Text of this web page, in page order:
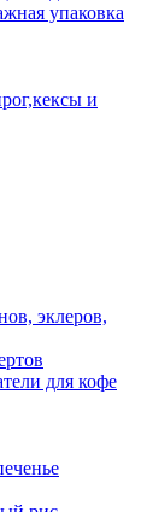
упаковка
и
эклеров,
для кофе